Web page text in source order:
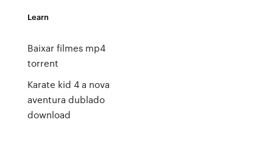
Learn
Baixar filmes mp4
torrent
Karate kid 4 a nova
aventura dublado
download